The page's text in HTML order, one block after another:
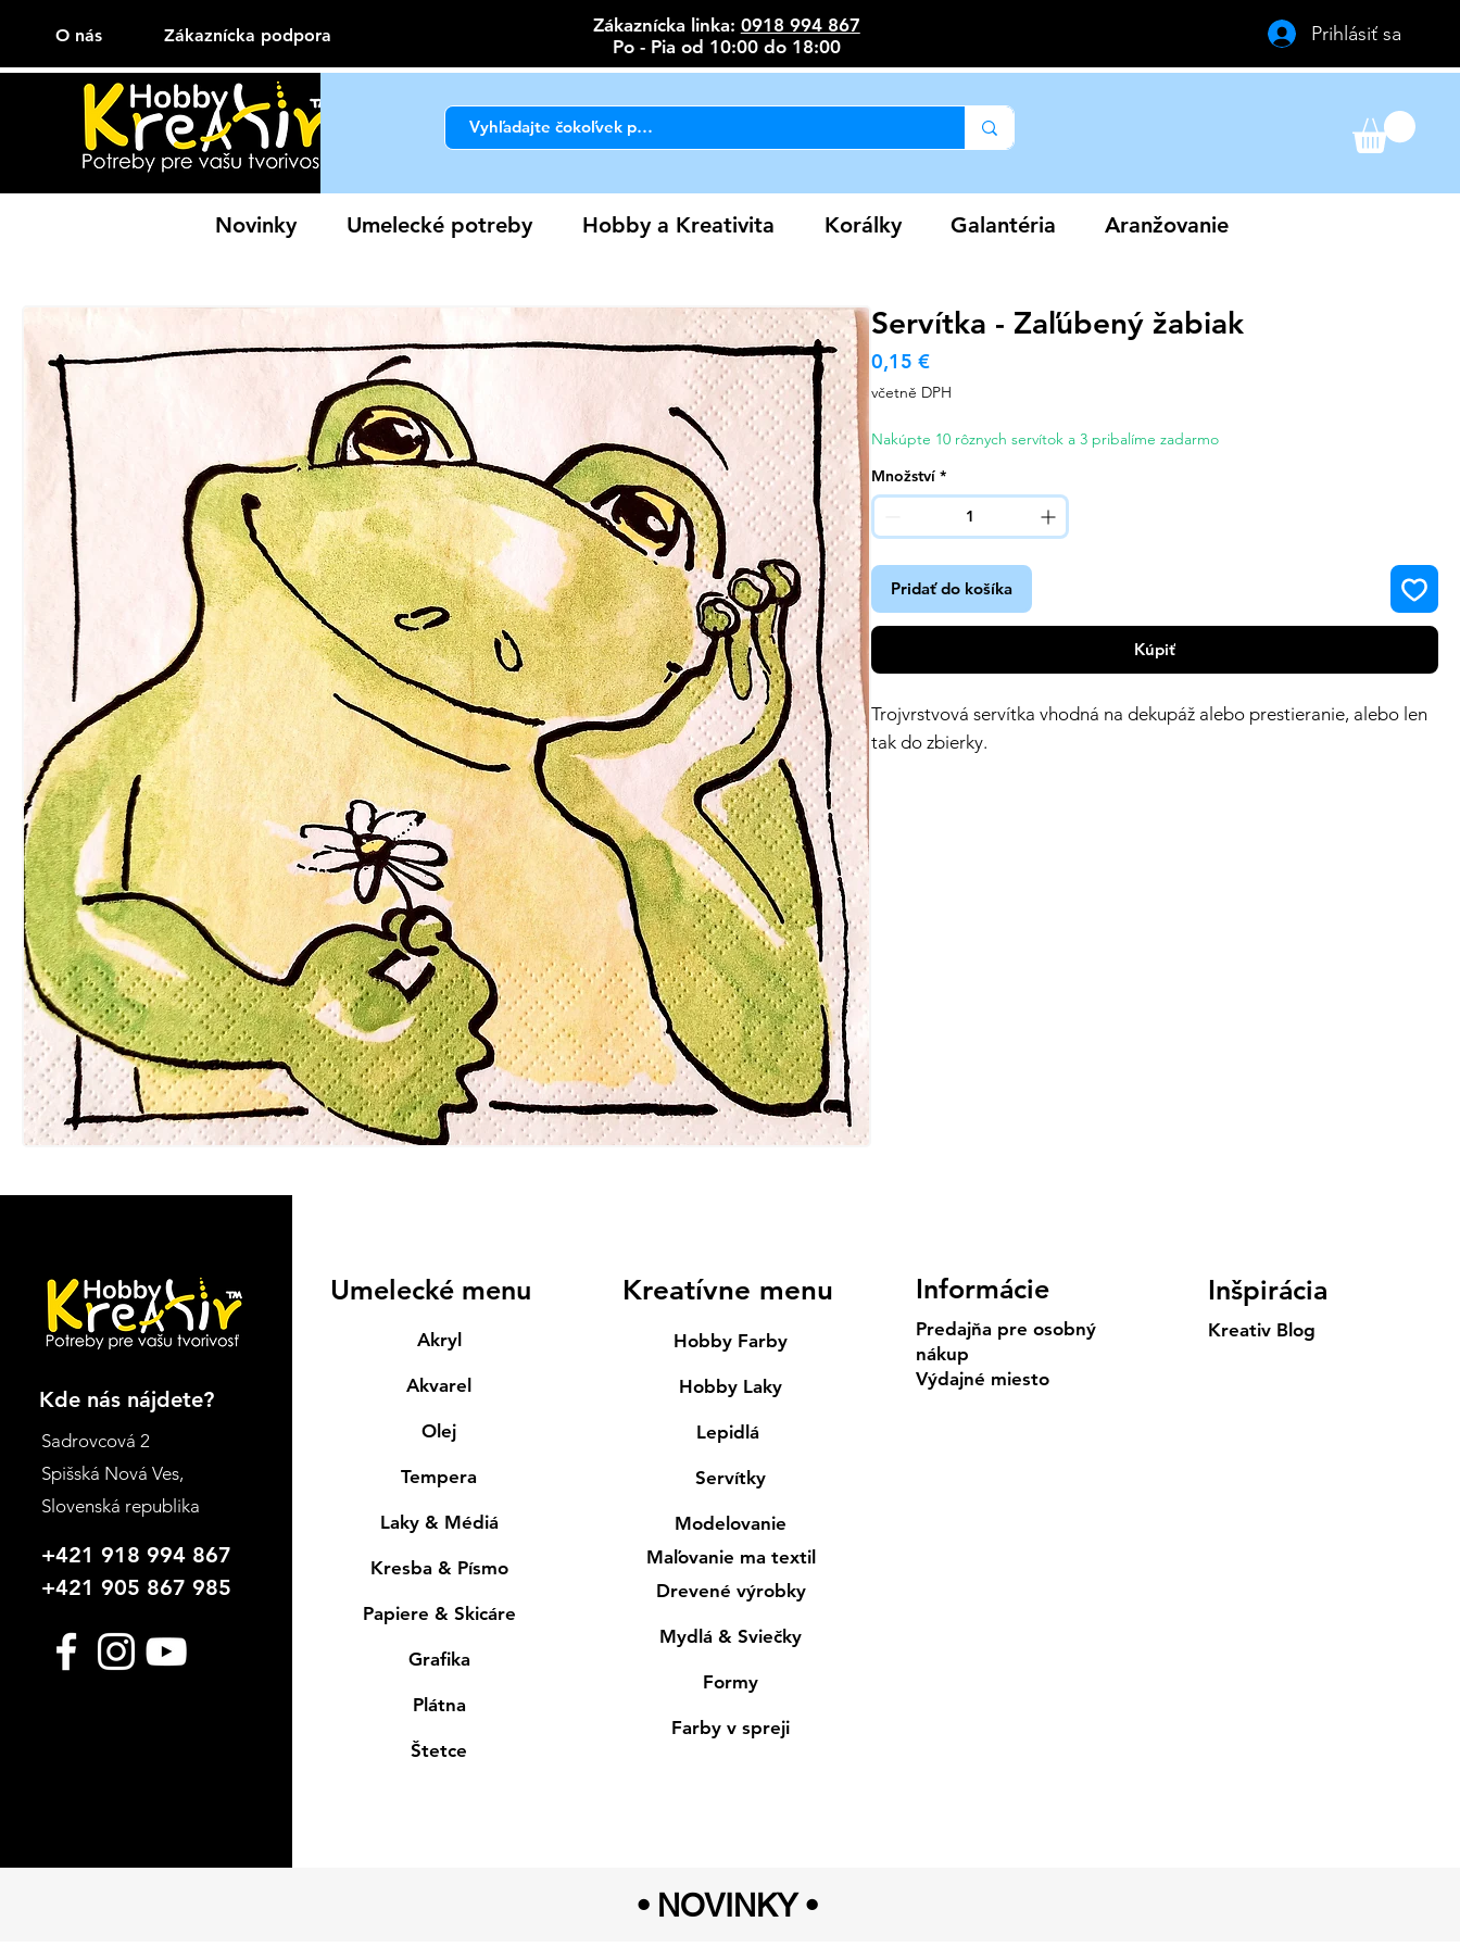
O nás Zákaznícka podpora Zákaznícka linka: 0918 994 867
Po - Pia od 10:00 do 18:00
Prihlásiť sa
Novinky Umelecké potreby Hobby a Kreativita Korálky Galantéria Aranžovanie
Servítka - Zaľúbený žabiak
0,15 €Cena
včetně DPH
Nakúpte 10 rôznych servítok a 3 pribalíme zadarmo
Množství *
Pridať do košíka
Kúpiť
Trojvrstvová servítka vhodná na dekupáž alebo prestieranie, alebo len
tak do zbierky.
Kde nás nájdete?
Sadrovcová 2
Spišská Nová Ves,
Slovenská republika
+421 918 994 867
+421 905 867 985
Umelecké menu
Akryl
Akvarel
Olej
Tempera
Laky & Médiá
Kresba & Písmo
Papiere & Skicáre
Grafika
Plátna
Štetce
Kreatívne menu
Hobby Farby
Hobby Laky
Lepidlá
Servítky
Modelovanie
Maľovanie ma textil
Drevené výrobky
Mydlá & Sviečky
Formy
Farby v spreji
Informácie
Predajňa pre osobný
nákup
Výdajné miesto
Inšpirácia
Kreativ Blog
• NOVINKY •